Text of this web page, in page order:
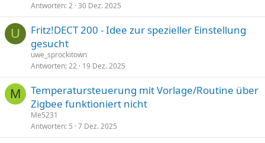
Antworten 2 30 Dez. 2025
U
Fritz!DECT 200 - Idee zur spezieller Einstellung
gesucht
uwe_sprockitown
Antworten 22 19 Dez. 2025
M
Temperatursteuerung mit Vorlage/Routine über
Zigbee funktioniert nicht
Me5231
Antworten 5 7 Dez. 2025